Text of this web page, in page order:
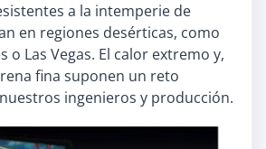
a la intemperie de
en regiones desérticas, como
o Las Vegas. El calor extremo y,
fina suponen un reto
ingenieros y producción.